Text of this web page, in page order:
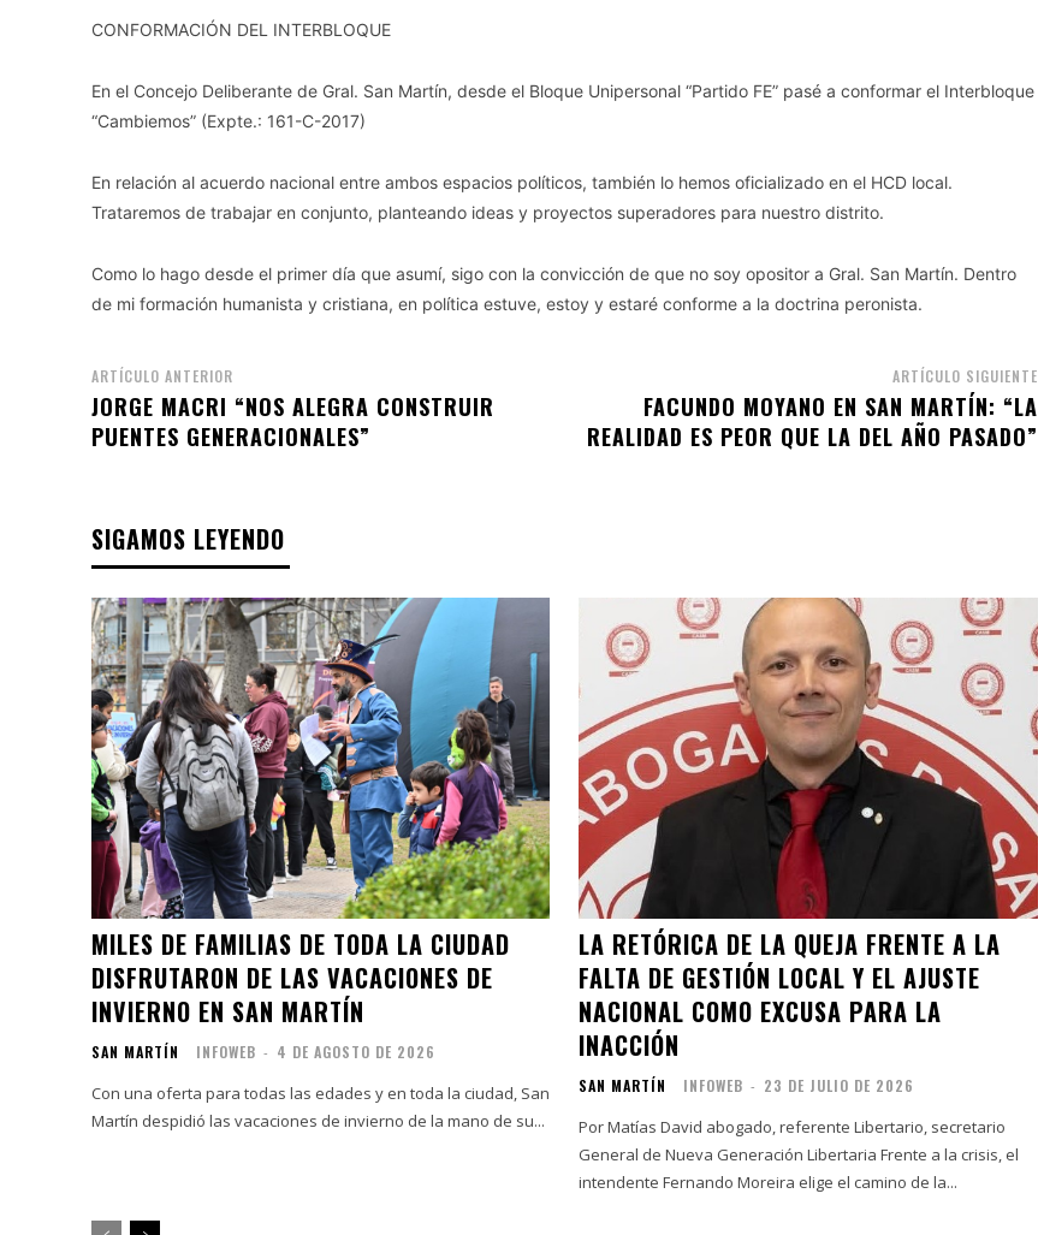
CONFORMACIÓN DEL INTERBLOQUE
En el Concejo Deliberante de Gral. San Martín, desde el Bloque Unipersonal “Partido FE” pasé a conformar el Interbloque
“Cambiemos” (Expte.: 161-C-2017)
En relación al acuerdo nacional entre ambos espacios políticos, también lo hemos oficializado en el HCD local.
Trataremos de trabajar en conjunto, planteando ideas y proyectos superadores para nuestro distrito.
Como lo hago desde el primer día que asumí, sigo con la convicción de que no soy opositor a Gral. San Martín. Dentro
de mi formación humanista y cristiana, en política estuve, estoy y estaré conforme a la doctrina peronista.
ARTÍCULO ANTERIOR
JORGE MACRI “NOS ALEGRA CONSTRUIR
PUENTES GENERACIONALES”
ARTÍCULO SIGUIENTE
FACUNDO MOYANO EN SAN MARTÍN: “LA
REALIDAD ES PEOR QUE LA DEL AÑO PASADO”
SIGAMOS LEYENDO
MILES DE FAMILIAS DE TODA LA CIUDAD
DISFRUTARON DE LAS VACACIONES DE
INVIERNO EN SAN MARTÍN
SAN MARTÍN INFOWEB - 4 DE AGOSTO DE 2026
Con una oferta para todas las edades y en toda la ciudad, San
Martín despidió las vacaciones de invierno de la mano de su...
LA RETÓRICA DE LA QUEJA FRENTE A LA
FALTA DE GESTIÓN LOCAL Y EL AJUSTE
NACIONAL COMO EXCUSA PARA LA
INACCIÓN
SAN MARTÍN INFOWEB - 23 DE JULIO DE 2026
Por Matías David abogado, referente Libertario, secretario
General de Nueva Generación Libertaria Frente a la crisis, el
intendente Fernando Moreira elige el camino de la...